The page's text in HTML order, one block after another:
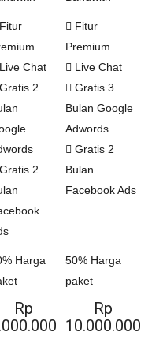
Fitur
Live Chat
Gratis 2
Gratis 2
Fitur
Premium
Live Chat
Gratis 3
Bulan Google
Adwords
Gratis 2
Bulan
Facebook Ads
Harga
50% Harga
paket
Rp
Rp
10.000.000